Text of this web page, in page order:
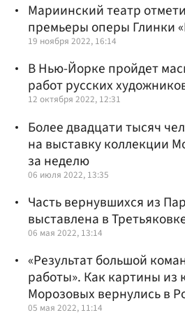
Мариинский театр
премьеры оперы Глинки
19 ноября 2022, 16:14
В Нью-Йорке пройдет
работ русских
12 октября 2022, 12:31
Более двадцати тысяч
на выставку коллекции
за неделю
06 июля 2022, 13:35
Часть вернувшихся из
выставлена в
06 мая 2022, 13:14
«Результат большой
работы». Как картины из
Морозовых вернулись в
05 мая 2022, 11:14